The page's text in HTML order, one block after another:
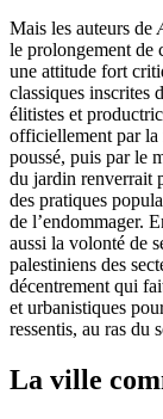
Mais les auteurs de
le prolongement de
une attitude fort
classiques inscrites
élitistes et
officiellement par la
poussé, puis par le
du jardin renverrait
des pratiques
de l’endommager.
aussi la volonté de
palestiniens des
décentrement qui
et urbanistiques
ressentis, au ras du
La ville